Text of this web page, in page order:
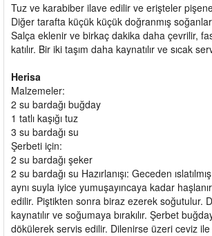
Tuz ve karabiber ilave edilir ve erişteler pişene
Diğer tarafta küçük küçük doğranmış
Salça eklenir ve birkaç dakika daha çevrilir,
katılır. Bir iki taşım daha kaynatılır ve sıcak
Herisa
Malzemeler:
2 su bardağı buğday
1 tatlı kaşığı tuz
3 su bardağı su
Şerbeti için:
2 su bardağı şeker
2 su bardağı su Hazırlanışı: Geceden
aynı suyla iyice yumuşayıncaya kadar
edilir. Piştikten sonra biraz ezerek soğutulur.
kaynatılır ve soğumaya bırakılır. Şerbet
dökülerek servis edilir. Dilenirse üzeri ceviz